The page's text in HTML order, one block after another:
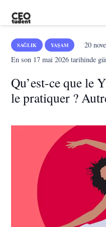
SAĞLIK YAŞAM 20
En son 17 mai 2026 tarihinde
Qu’est-ce que le
le pratiquer ?